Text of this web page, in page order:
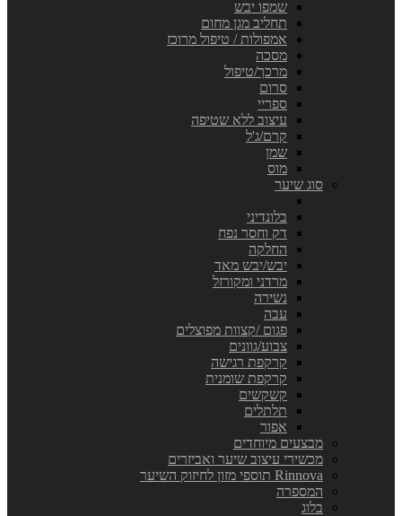
שמפו יבש
תחליב מגן מחום
אמפולות / טיפול מרוכז
מסכה
מרכך/טיפול
סרום
ספריי
עיצוב ללא שטיפה
קרם/ג'ל
שמן
מוס
סוג שיער
בלונדיני
דק וחסר נפח
החלקה
יבש/יבש מאד
מרדני ומקורזל
נשירה
עבה
פגום /קצוות מפוצלים
צבוע/גוונים
קרקפת רגישה
קרקפת שומנית
קשקשים
תלתלים
אפור
מבצעים מיוחדים
מכשירי עיצוב שיער ואביזרים
Rinnova תוספי מזון לחיזוק השיער
המספרה
בלוג